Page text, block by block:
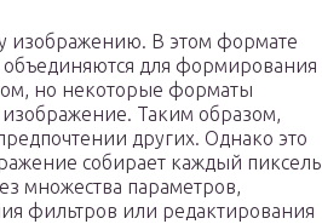
изображению. В этом формате
для формирования
но некоторые форматы
Таким образом,
других. Однако это
собирает каждый пиксель
множества параметров,
фильтров или редактирования